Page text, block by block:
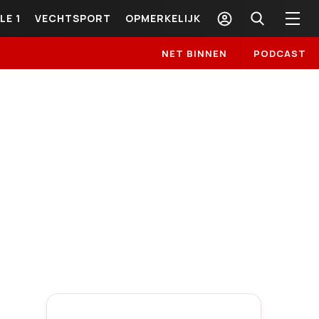
1 VECHTSPORT OPMERKELIJK
NET BINNEN PODCAST